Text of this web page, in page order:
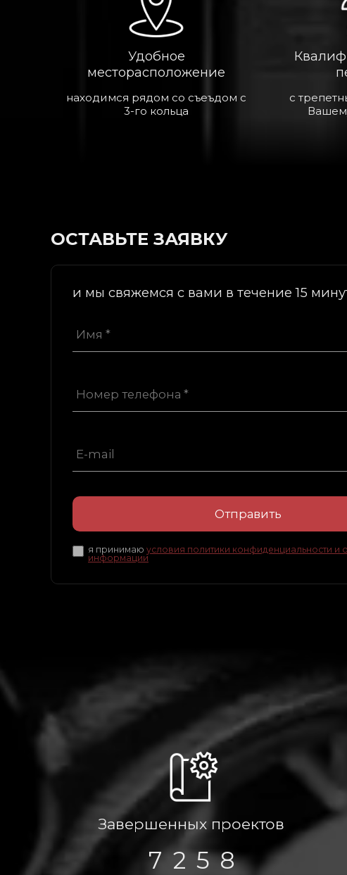
Удобное
месторасположение
находимся рядом со съеъдом с
3-го кольца
с
ОСТАВЬТЕ ЗАЯВКУ
и мы свяжемся с вами в течение 15
Отправить
я принимаю условия политики конфиденциальности и
информации
Завершенных проектов
2
3
4
5
6
7
1
2
1
2
3
4
5
1
3
6
7
8